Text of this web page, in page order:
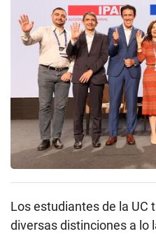
Los estudiantes de la UC
diversas distinciones a lo